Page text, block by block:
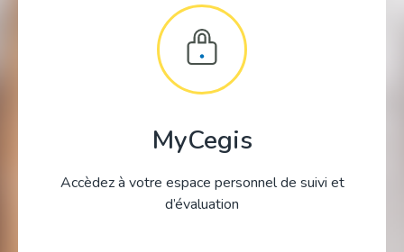
MyCegis
Accèdez à votre espace personnel de suivi et
d’évaluation